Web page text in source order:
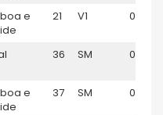
e
21 V1
36 SM
e
37 SM